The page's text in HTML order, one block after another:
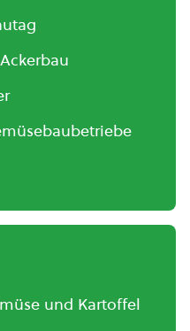
und Kartoffel